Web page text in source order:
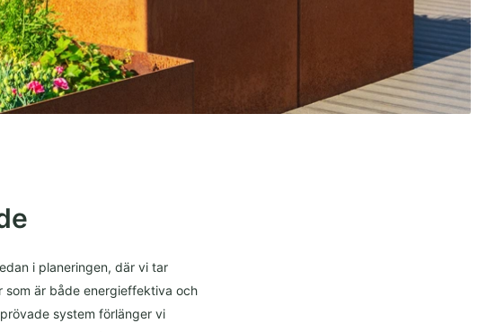
i planeringen, där vi tar
som är både energieffektiva och
system förlänger vi